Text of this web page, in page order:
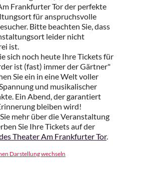
Frankfurter Tor der perfekte
für anspruchsvolle
Bitte beachten Sie, dass
leider nicht
ist.
sich noch heute Ihre Tickets für
ist (fast) immer der Gärtner"
Sie ein in eine Welt voller
und musikalischer
Ein Abend, der garantiert
bleiben wird!
mehr über die Veranstaltung
Sie Ihre Tickets auf der
Theater Am Frankfurter Tor.
Darstellung wechseln